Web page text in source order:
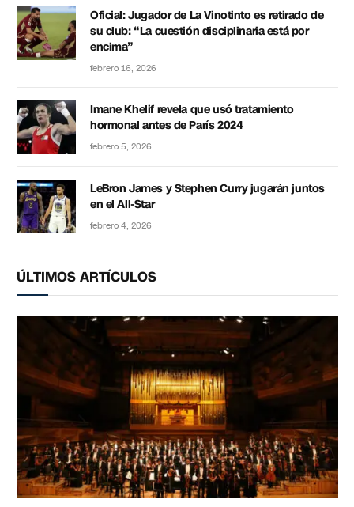
Oficial: Jugador de La Vinotinto es retirado de
su club: “La cuestión disciplinaria está por
encima”
febrero 16, 2026
Imane Khelif revela que usó tratamiento
hormonal antes de París 2024
febrero 5, 2026
LeBron James y Stephen Curry jugarán juntos
en el All-Star
febrero 4, 2026
ÚLTIMOS ARTÍCULOS